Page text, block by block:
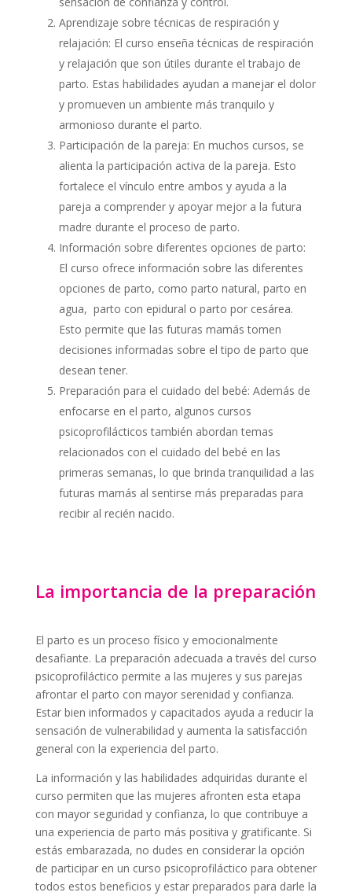
Aprendizaje sobre técnicas de respiración y
relajación: El curso enseña técnicas de respiración
y relajación que son útiles durante el trabajo de
parto. Estas habilidades ayudan a manejar el dolor
y promueven un ambiente más tranquilo y
armonioso durante el parto.
Participación de la pareja: En muchos cursos, se
alienta la participación activa de la pareja. Esto
fortalece el vínculo entre ambos y ayuda a la
pareja a comprender y apoyar mejor a la futura
madre durante el proceso de parto.
Información sobre diferentes opciones de parto:
El curso ofrece información sobre las diferentes
opciones de parto, como parto natural, parto en
agua, parto con epidural o parto por cesárea.
Esto permite que las futuras mamás tomen
decisiones informadas sobre el tipo de parto que
desean tener.
Preparación para el cuidado del bebé: Además de
enfocarse en el parto, algunos cursos
psicoprofilácticos también abordan temas
relacionados con el cuidado del bebé en las
primeras semanas, lo que brinda tranquilidad a las
futuras mamás al sentirse más preparadas para
recibir al recién nacido.
La importancia de la preparación
El parto es un proceso físico y emocionalmente
desafiante. La preparación adecuada a través del curso
psicoprofiláctico permite a las mujeres y sus parejas
afrontar el parto con mayor serenidad y confianza.
Estar bien informados y capacitados ayuda a reducir la
sensación de vulnerabilidad y aumenta la satisfacción
general con la experiencia del parto.
La información y las habilidades adquiridas durante el
curso permiten que las mujeres afronten esta etapa
con mayor seguridad y confianza, lo que contribuye a
una experiencia de parto más positiva y gratificante. Si
estás embarazada, no dudes en considerar la opción
de participar en un curso psicoprofiláctico para obtener
todos estos beneficios y estar preparados para darle la